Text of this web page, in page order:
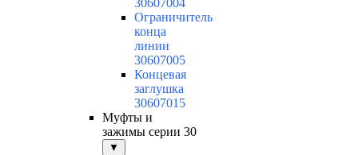
30607004
Ограничитель
конца
линии
30607005
Концевая
заглушка
30607015
Муфты и
зажимы серии 30
▼